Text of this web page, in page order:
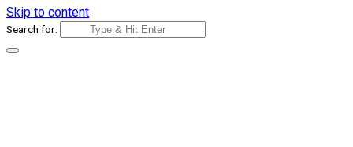
Skip to content
Search for: